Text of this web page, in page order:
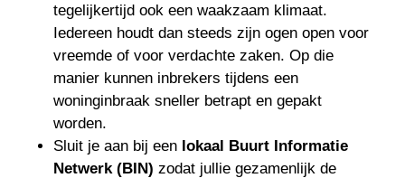
tegelijkertijd ook een waakzaam klimaat.
Iedereen houdt dan steeds zijn ogen open voor
vreemde of voor verdachte zaken. Op die
manier kunnen inbrekers tijdens een
woninginbraak sneller betrapt en gepakt
worden.
Sluit je aan bij een lokaal Buurt Informatie
Netwerk (BIN) zodat jullie gezamenlijk de